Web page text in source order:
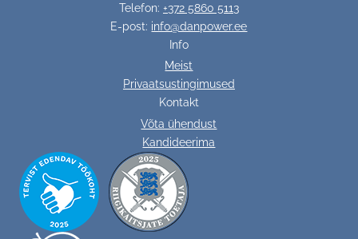
Telefon: +372 5860 5113
E-post: info@danpower.ee
Info
Meist
Privaatsustingimused
Kontakt
Võta ühendust
Kandideerima